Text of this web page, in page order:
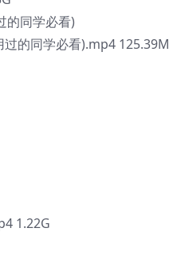
同学必看)
的同学必看).mp4 125.39M
1.22G